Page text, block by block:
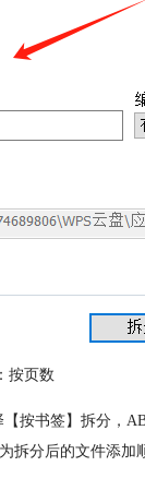
按页数
按书签】拆分，
拆分后的文件添加